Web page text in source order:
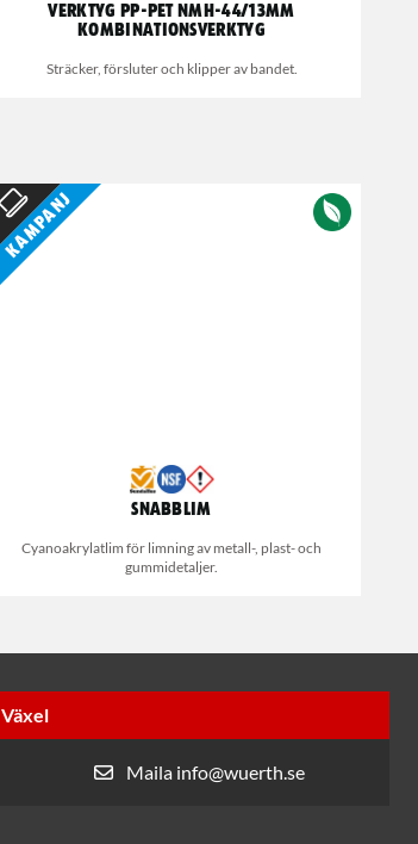
VERKTYG PP-PET NMH-44/13MM
KOMBINATIONSVERKTYG
Sträcker, försluter och klipper av bandet.
Kampanj
Snabblim
Cyanoakrylatlim för limning av metall-, plast- och
gummidetaljer.
Växel
Maila info@wuerth.se